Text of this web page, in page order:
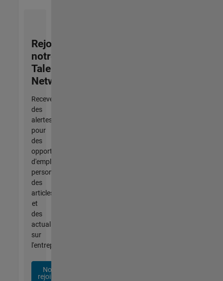
Rejoignez
notre
Talent
Network
Recevez
des
alertes
pour
des
opportunités
d'emploi
personnalisées,
des
articles
et
des
actualités
sur
l'entreprise.
Nous
rejoindre